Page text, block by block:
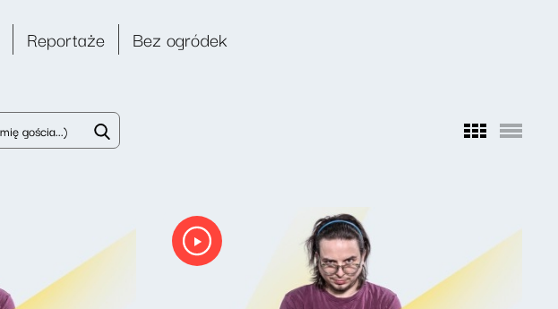
Reportaże Bez ogródek